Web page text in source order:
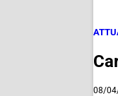
08/